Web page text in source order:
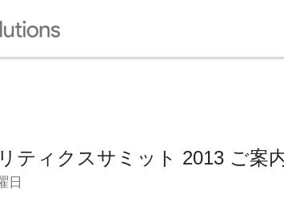
ティクスサミット 2013 ご案
日